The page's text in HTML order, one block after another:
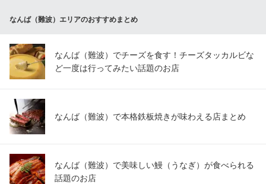
なんば（難波）エリアのおすすめまとめ
なんば（難波）でチーズを食す！チーズタッカルビな
ど一度は行ってみたい話題のお店
なんば（難波）で本格鉄板焼きが味わえる店まとめ
なんば（難波）で美味しい鰻（うなぎ）が食べられる
話題のお店